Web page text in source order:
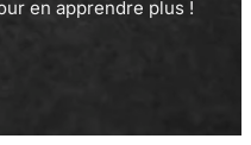
en apprendre plus !